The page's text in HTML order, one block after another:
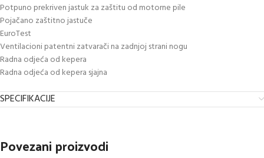
Potpuno prekriven jastuk za zaštitu od motorne pile
Pojačano zaštitno jastuče
EuroTest
Ventilacioni patentni zatvarači na zadnjoj strani nogu
Radna odjeća od kepera
Radna odjeća od kepera sjajna
SPECIFIKACIJE
Povezani proizvodi